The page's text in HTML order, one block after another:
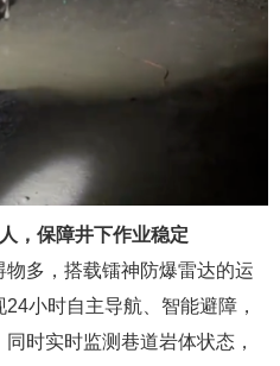
， 保障井下作业稳定
多，搭载镭神防爆雷达的运
小时自主导航、智能避障，
时实时监测巷道岩体状态，